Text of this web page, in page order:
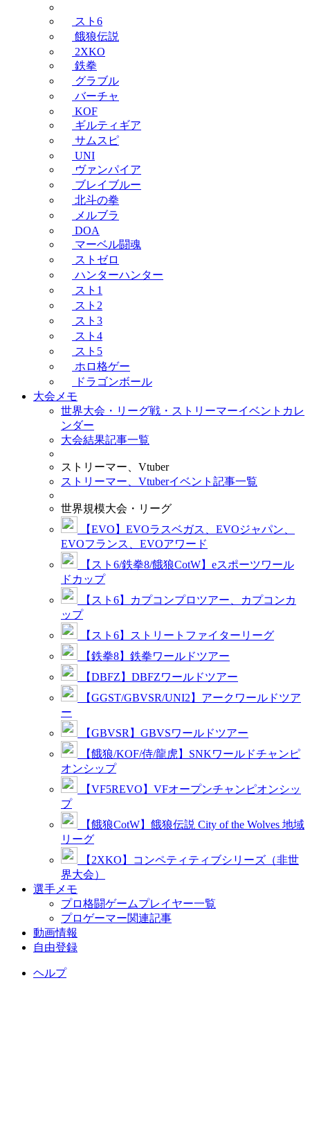
スト6
餓狼伝説
2XKO
鉄拳
グラブル
バーチャ
KOF
ギルティギア
サムスピ
UNI
ヴァンパイア
ブレイブルー
北斗の拳
メルブラ
DOA
マーベル闘魂
ストゼロ
ハンターハンター
スト1
スト2
スト3
スト4
スト5
ホロ格ゲー
ドラゴンボール
大会メモ
世界大会・リーグ戦・ストリーマーイベントカレ
ンダー
大会結果記事一覧
ストリーマー、Vtuber
ストリーマー、Vtuberイベント記事一覧
世界規模大会・リーグ
【EVO】EVOラスベガス、EVOジャパン、
EVOフランス、EVOアワード
【スト6/鉄拳8/餓狼CotW】eスポーツワール
ドカップ
【スト6】カプコンプロツアー、カプコンカ
ップ
【スト6】ストリートファイターリーグ
【鉄拳8】鉄拳ワールドツアー
【DBFZ】DBFZワールドツアー
【GGST/GBVSR/UNI2】アークワールドツア
ー
【GBVSR】GBVSワールドツアー
【餓狼/KOF/侍/龍虎】SNKワールドチャンピ
オンシップ
【VF5REVO】VFオープンチャンピオンシッ
プ
【餓狼CotW】餓狼伝説 City of the Wolves 地域
リーグ
【2XKO】コンペティティブシリーズ（非世
界大会）
選手メモ
プロ格闘ゲームプレイヤー一覧
プロゲーマー関連記事
動画情報
自由登録
ヘルプ